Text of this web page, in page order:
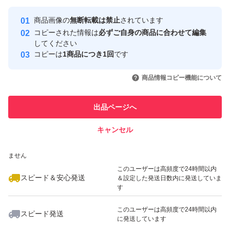
安心取引出品者
心・安全なユーザーです
取引実績
引を完了させた実績があります
での取引実績があります
ません
スピード＆安心発送
このユーザーは高頻度で24時間以内
＆設定した発送日数内に発送していま
す
スピード発送
このユーザーは高頻度で24時間以内
に発送しています
商品画像の無断転載は禁止されています
コピーされた情報は必ずご自身の商品に合わせて編集
してください
コピーは1商品につき1回です
商品情報コピー機能について
出品ページへ
キャンセル
いいね！
1,000